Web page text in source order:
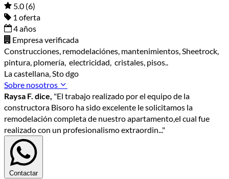
5.0 (6)
1 oferta
4 años
Empresa verificada
Construcciones, remodelaciónes, mantenimientos, Sheetrock,
pintura, plomería, electricidad, cristales, pisos..
La castellana, Sto dgo
Sobre nosotros
Raysa F. dice, "El trabajo realizado por el equipo de la
constructora Bisoro ha sido excelente le solicitamos la
remodelación completa de nuestro apartamento,el cual fue
realizado con un profesionalismo extraordin..."
Contactar